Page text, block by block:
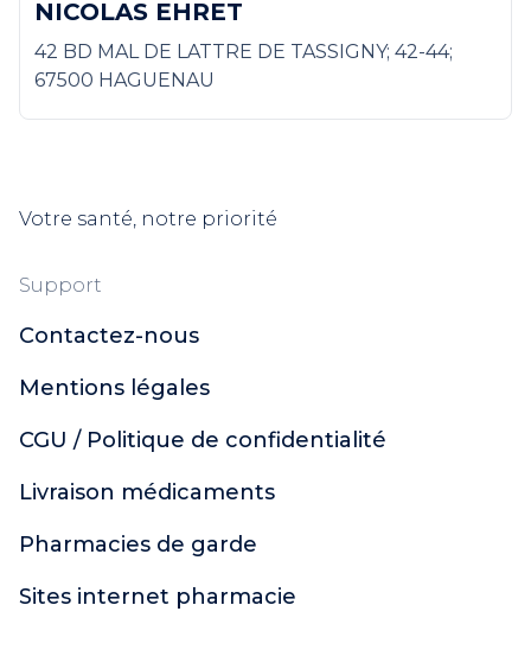
NICOLAS EHRET
42 BD MAL DE LATTRE DE TASSIGNY; 42-44;
67500 HAGUENAU
Votre santé, notre priorité
Support
Contactez-nous
Mentions légales
CGU / Politique de confidentialité
Livraison médicaments
Pharmacies de garde
Sites internet pharmacie